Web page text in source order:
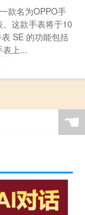
款名为OPPO手
这款手表将于10
SE 的功能包括
表上...
☚